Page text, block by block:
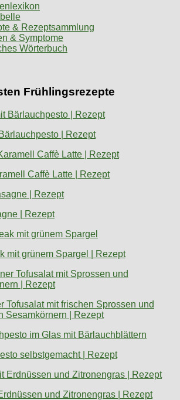
& Rezeptsammlung
& Symptome
Wörterbuch
Frühlingsrezepte
| Rezept
Caffè Latte | Rezept
| Rezept
mit grünem Spargel | Rezept
Tofusalat mit frischen Sprossen und
Sesamkörnern | Rezept
selbstgemacht | Rezept
und Zitronengras | Rezept